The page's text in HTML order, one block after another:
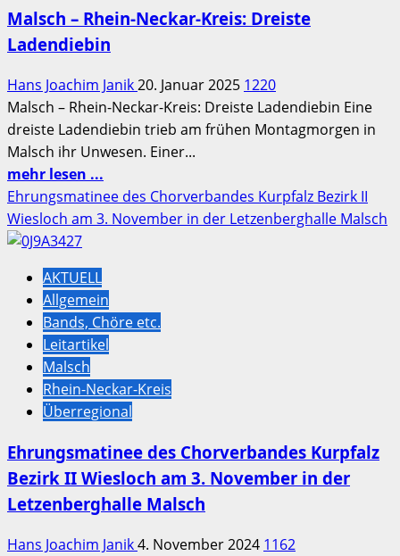
Einfluss
und
Widerstand
Malsch – Rhein-Neckar-Kreis: Dreiste
Ladendiebin
Hans Joachim Janik20. Januar 2025 1220
Malsch – Rhein-Neckar-Kreis: Dreiste Ladendiebin Eine
dreiste Ladendiebin trieb am frühen Montagmorgen in
Malsch ihr Unwesen. Einer...
mehr lesen ...
Informationen
über
Neckar-
Kreis:
Dreiste
Ehrungsmatinee des Chorverbandes Kurpfalz Bezirk II
Wiesloch am 3. November in der Letzenberghalle Malsch
AKTUELL
Allgemein
Bands, Chöre etc.
Leitartikel
Malsch
Rhein-Neckar-Kreis
Überregional
Ehrungsmatinee des Chorverbandes Kurpfalz
Bezirk II Wiesloch am 3. November in der
Letzenberghalle Malsch
Hans Joachim Janik4. November 2024 1162